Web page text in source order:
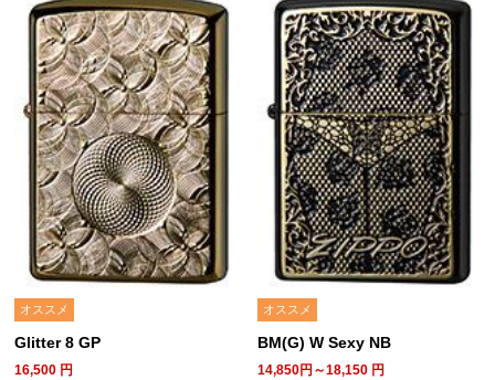
オススメ
Glitter 8 GP
16,500 円
オススメ
BM(G) W Sexy NB
14,850円～18,150 円